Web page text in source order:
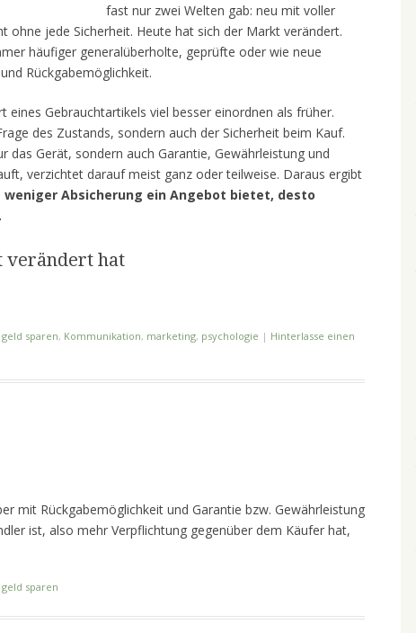
fast nur zwei Welten gab: neu mit voller
ohne jede Sicherheit. Heute hat sich der Markt verändert.
häufiger generalüberholte, geprüfte oder wie neue
Rückgabemöglichkeit.
eines Gebrauchtartikels viel besser einordnen als früher.
des Zustands, sondern auch der Sicherheit beim Kauf.
das Gerät, sondern auch Garantie, Gewährleistung und
verzichtet darauf meist ganz oder teilweise. Daraus ergibt
weniger Absicherung ein Angebot bietet, desto
verändert hat
geld sparen, Kommunikation, marketing, psychologie | Hinterlasse einen
mit Rückgabemöglichkeit und Garantie bzw. Gewährleistung
ist, also mehr Verpflichtung gegenüber dem Käufer hat,
geld sparen